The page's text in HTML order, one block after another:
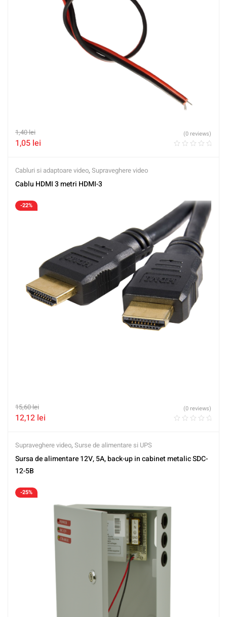
1,40lei
1,05 lei
(0 reviews)
Cabluri si adaptoare video, Supraveghere video
Cablu HDMI 3 metri HDMI-3
-22%
15,60lei
12,12 lei
(0 reviews)
Supraveghere video, Surse de alimentare si UPS
Sursa de alimentare 12V, 5A, back-up in cabinet metalic SDC-
12-5B
-25%